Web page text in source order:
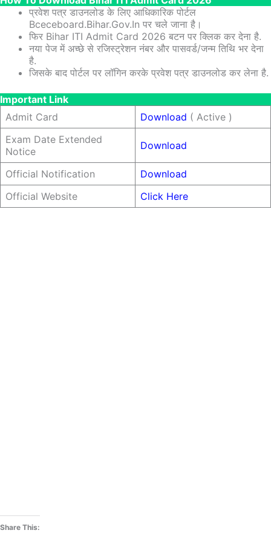
प्रवेश पत्र डाउनलोड के लिए आधिकारिक पोर्टल
Bceceboard.bihar.gov.in पर चले जाना है।
फिर Bihar ITI Admit Card 2026 बटन पर क्लिक कर देना है.
नया पेज में अच्छे से रजिस्ट्रेशन नंबर और पासवर्ड/जन्म तिथि भर देना
है.
जिसके बाद पोर्टल पर लॉगिन करके प्रवेश पत्र डाउनलोड कर लेना है.
Important Link
Admit Card
Download ( Active )
Exam Date Extended
Notice
Download
Official Notification
Download
Official Website
Click Here
Share This: